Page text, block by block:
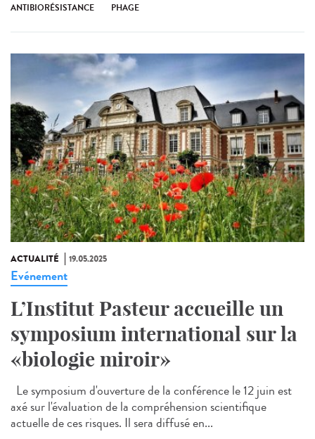
ANTIBIORÉSISTANCE PHAGE
ACTUALITÉ 19.05.2025
Evénement
L’Institut Pasteur accueille un
symposium international sur la
«biologie miroir»
Le symposium d'ouverture de la conférence le 12 juin est
axé sur l'évaluation de la compréhension scientifique
actuelle de ces risques. Il sera diffusé en...